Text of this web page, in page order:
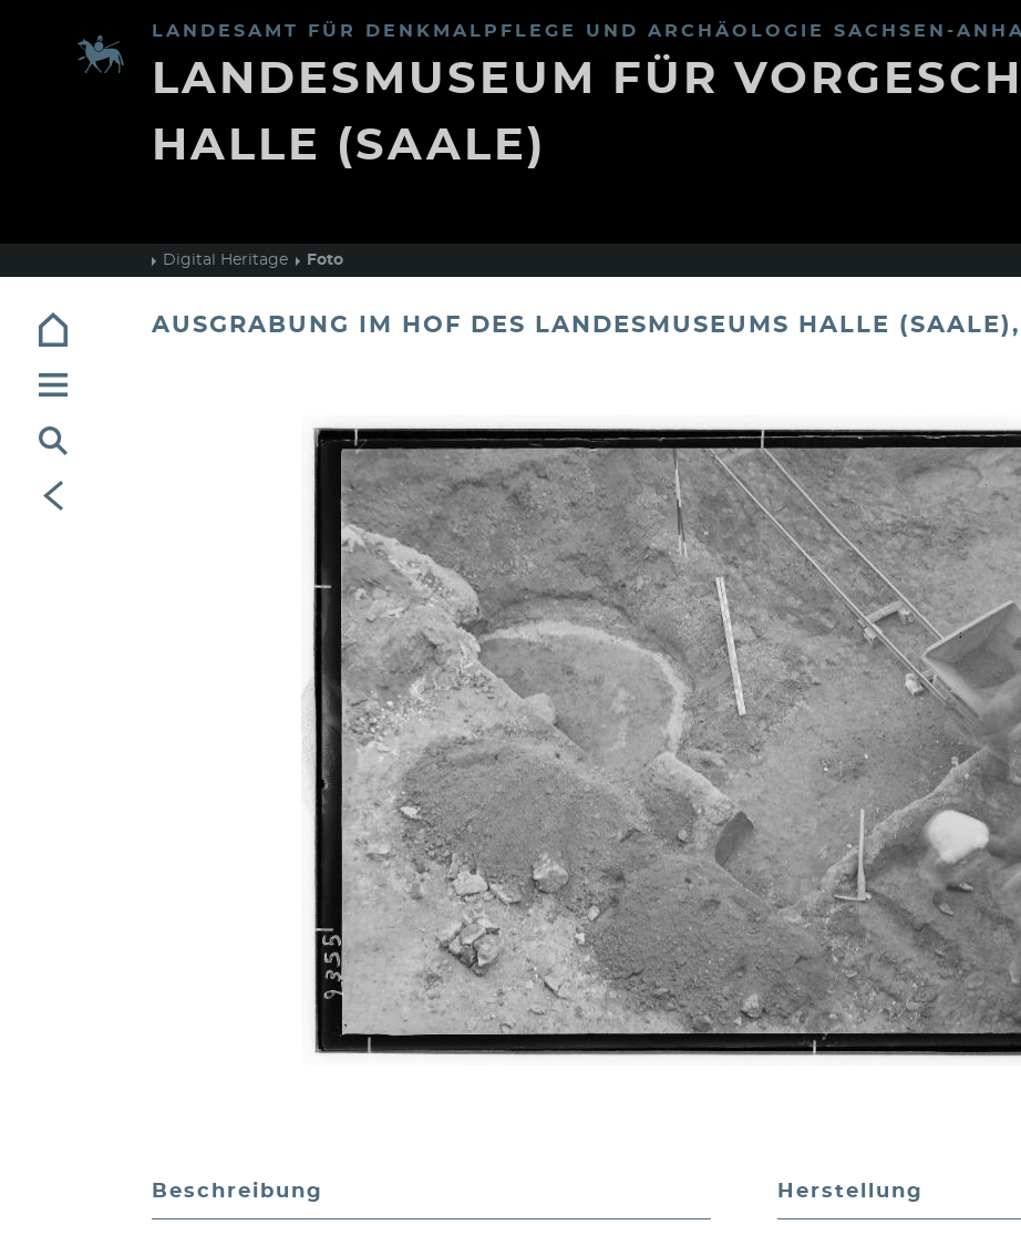
LANDESAMT FÜR DENKMALPFLEGE UND ARCHÄOLOGIE SACHSEN-
LANDESMUSEUM FÜR
HALLE (SAALE)
Digital Heritage Foto
AUSGRABUNG IM HOF DES LANDESMUSEUMS HALLE
Beschreibung Herstellung